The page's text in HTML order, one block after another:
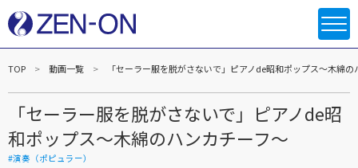
TOP 動画一覧 「セーラー服を脱がさないで」ピアノde昭和ポップス～木綿の
「セーラー服を脱がさないで」ピアノde昭
和ポップス～木綿のハンカチーフ～
#演奏（ポピュラー）